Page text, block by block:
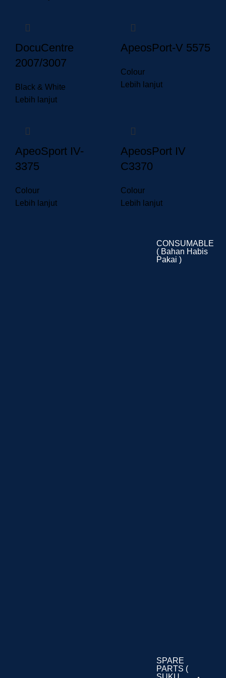
DocuCentre
2007/3007
Black & White
Lebih lanjut
ApeosPort-V 5575
Colour
Lebih lanjut
ApeoSport IV-
3375
Colour
Lebih lanjut
ApeosPort IV
C3370
Colour
Lebih lanjut
CONSUMABLE
( Bahan Habis
Pakai )
SPARE
PARTS (